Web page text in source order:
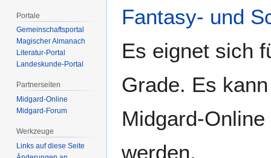
Fantasy- und
Es eignet sich
Grade. Es
Midgard-
werden.
Portale
Gemeinschafts­portal
Magischer Almanach
Literatur-Portal
Landeskunde-Portal
Partnerseiten
Midgard-Online
Midgard-Forum
Werkzeuge
Links auf diese Seite